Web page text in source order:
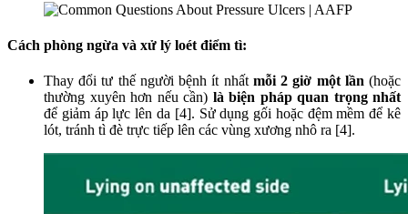
Cách phòng ngừa và xử lý loét điểm tì:
Thay đổi tư thế người bệnh ít nhất mỗi 2 giờ một lần (hoặc
thường xuyên hơn nếu cần) là biện pháp quan trọng nhất
để giảm áp lực lên da [4]. Sử dụng gối hoặc đệm mềm để kê
lót, tránh tì đè trực tiếp lên các vùng xương nhô ra [4].